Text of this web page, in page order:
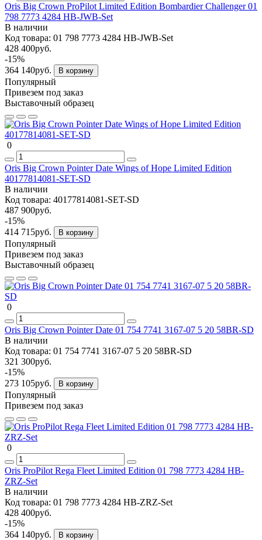
Oris Big Crown ProPilot Limited Edition Bombardier Challenger 01
798 7773 4284 HB-JWB-Set
В наличии
Код товара: 01 798 7773 4284 HB-JWB-Set
428 400руб.
-15%
364 140руб.
В корзину
Популярный
Привезем под заказ
Выставочный образец
0
Oris Big Crown Pointer Date Wings of Hope Limited Edition
40177814081-SET-SD
В наличии
Код товара: 40177814081-SET-SD
487 900руб.
-15%
414 715руб.
В корзину
Популярный
Привезем под заказ
Выставочный образец
0
Oris Big Crown Pointer Date 01 754 7741 3167-07 5 20 58BR-SD
В наличии
Код товара: 01 754 7741 3167-07 5 20 58BR-SD
321 300руб.
-15%
273 105руб.
В корзину
Популярный
Привезем под заказ
0
Oris ProPilot Rega Fleet Limited Edition 01 798 7773 4284 HB-
ZRZ-Set
В наличии
Код товара: 01 798 7773 4284 HB-ZRZ-Set
428 400руб.
-15%
364 140руб.
В корзину